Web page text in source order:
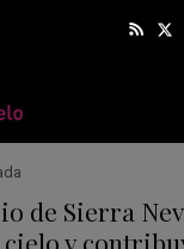
de Sierra
y